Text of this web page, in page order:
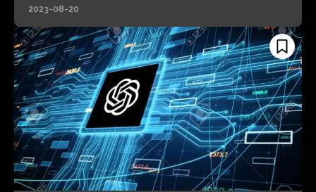
2023-08-20